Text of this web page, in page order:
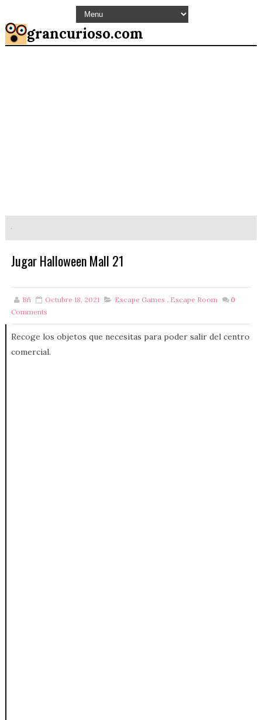
grancurioso.com
Jugar Halloween Mall 21
Bñ Octubre 18, 2021 Escape Games , Escape Room
0
Comments
Recoge los objetos que necesitas para poder salir del centro
comercial.